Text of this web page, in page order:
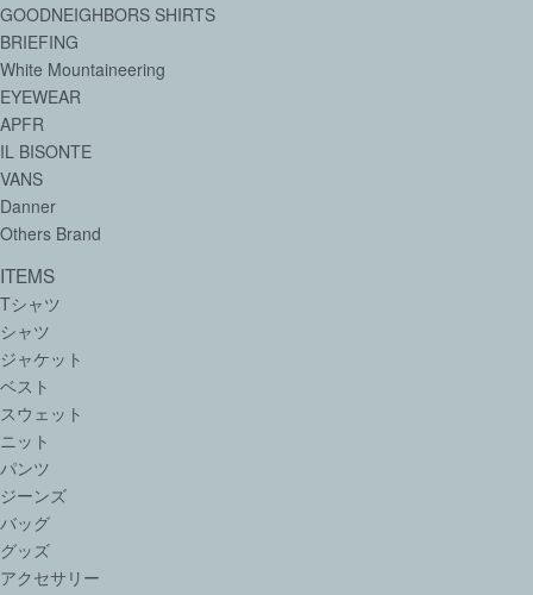
GOODNEIGHBORS SHIRTS
BRIEFING
White Mountaineering
EYEWEAR
APFR
IL BISONTE
VANS
Danner
Others Brand
ITEMS
Tシャツ
シャツ
ジャケット
ベスト
スウェット
ニット
パンツ
ジーンズ
バッグ
グッズ
アクセサリー